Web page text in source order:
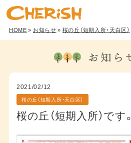
HOME» お知らせ» 桜の丘（短期入所・天白区）
2021/02/12
桜の丘（短期入所・天白区）
桜の丘（短期入所）です。